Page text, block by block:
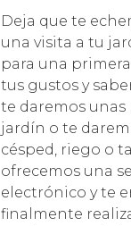
Deja que te
una visita a tu
para una
tus gustos y
te daremos
jardín o te
césped, riego o
ofrecemos una
electrónico y te
finalmente